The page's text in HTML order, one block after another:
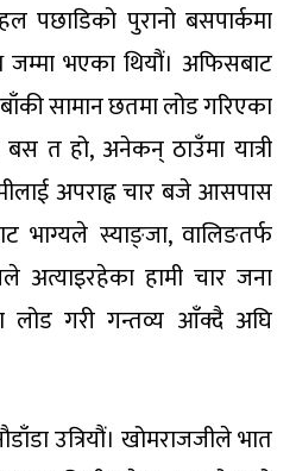
पछाडिको पुरानो बसपार्कमा
भएका थियौं। अफिसबाट
सामान छतमा लोड गरिएका
त हो, अनेकन् ठाउँमा यात्री
अपराह्न चार बजे आसपास
भाग्यले स्याङ्जा, वालिङतर्फ
अत्याइरहेका हामी चार जना
लोड गरी गन्तव्य आँक्दै अघि
उत्रियौं। खोमराजजीले भात